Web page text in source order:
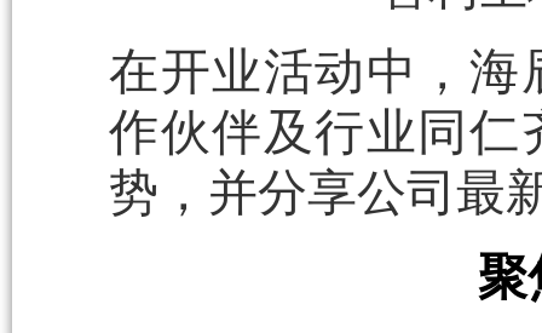
在开业活动中，海
作伙伴及行业同仁
势，并分享公司最
聚